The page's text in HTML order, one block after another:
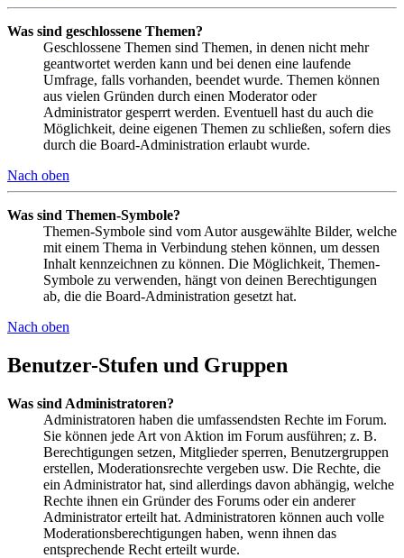
Was sind geschlossene Themen?
Geschlossene Themen sind Themen, in denen nicht mehr
geantwortet werden kann und bei denen eine laufende
Umfrage, falls vorhanden, beendet wurde. Themen können
aus vielen Gründen durch einen Moderator oder
Administrator gesperrt werden. Eventuell hast du auch die
Möglichkeit, deine eigenen Themen zu schließen, sofern dies
durch die Board-Administration erlaubt wurde.
Nach oben
Was sind Themen-Symbole?
Themen-Symbole sind vom Autor ausgewählte Bilder, welche
mit einem Thema in Verbindung stehen können, um dessen
Inhalt kennzeichnen zu können. Die Möglichkeit, Themen-
Symbole zu verwenden, hängt von deinen Berechtigungen
ab, die die Board-Administration gesetzt hat.
Nach oben
Benutzer-Stufen und Gruppen
Was sind Administratoren?
Administratoren haben die umfassendsten Rechte im Forum.
Sie können jede Art von Aktion im Forum ausführen; z. B.
Berechtigungen setzen, Mitglieder sperren, Benutzergruppen
erstellen, Moderationsrechte vergeben usw. Die Rechte, die
ein Administrator hat, sind allerdings davon abhängig, welche
Rechte ihnen ein Gründer des Forums oder ein anderer
Administrator erteilt hat. Administratoren können auch volle
Moderationsberechtigungen haben, wenn ihnen das
entsprechende Recht erteilt wurde.